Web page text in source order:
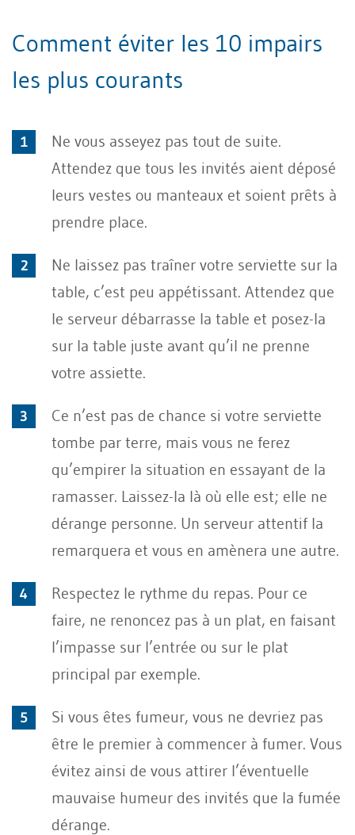
Comment éviter les 10 impairs
les plus courants
Ne vous asseyez pas tout de suite.
Attendez que tous les invités aient déposé
leurs vestes ou manteaux et soient prêts à
prendre place.
Ne laissez pas traîner votre serviette sur la
table, c’est peu appétissant. Attendez que
le serveur débarrasse la table et posez-la
sur la table juste avant qu’il ne prenne
votre assiette.
Ce n’est pas de chance si votre serviette
tombe par terre, mais vous ne ferez
qu’empirer la situation en essayant de la
ramasser. Laissez-la là où elle est; elle ne
dérange personne. Un serveur attentif la
remarquera et vous en amènera une autre.
Respectez le rythme du repas. Pour ce
faire, ne renoncez pas à un plat, en faisant
l’impasse sur l’entrée ou sur le plat
principal par exemple.
Si vous êtes fumeur, vous ne devriez pas
être le premier à commencer à fumer. Vous
évitez ainsi de vous attirer l’éventuelle
mauvaise humeur des invités que la fumée
dérange.